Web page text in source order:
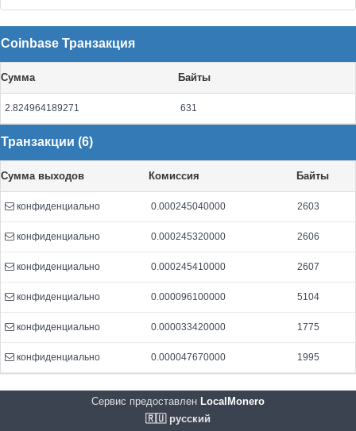
Coinbase Транзакция
Сумма Байты
2.824964189271 631
Транзакции (6)
Сумма выходов Комиссия Байты
конфиденциально 0.000245040000 2603
конфиденциально 0.000245320000 2606
конфиденциально 0.000245410000 2607
конфиденциально 0.000096100000 5104
конфиденциально 0.000033420000 1775
конфиденциально 0.000047670000 1995
Сервис предоставлен LocalMonero
🇷🇺 русский